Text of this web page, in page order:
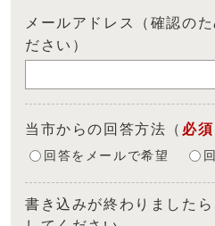
メールアドレス（確認の
ださい）
当市からの回答方法 （ 必須
回答をメールで希望
書き込みが終わりました